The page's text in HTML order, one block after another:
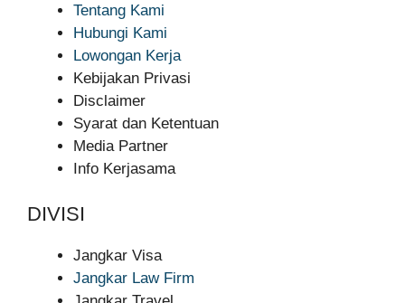
Tentang Kami
Hubungi Kami
Lowongan Kerja
Kebijakan Privasi
Disclaimer
Syarat dan Ketentuan
Media Partner
Info Kerjasama
DIVISI
Jangkar Visa
Jangkar Law Firm